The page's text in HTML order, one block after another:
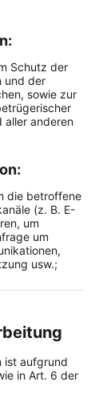
Schutz der
und der
sowie zur
aller anderen
die betroffene
(z. B. E-
um
um
usw.;
ist aufgrund
in Art. 6 der